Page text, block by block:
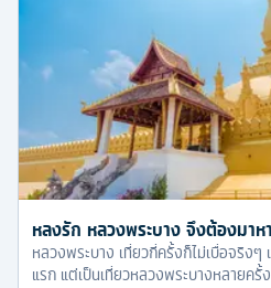
หลงรัก หลวงพระบาง จึงต้องมา
หลวงพระบาง เที่ยวกี่ครั้งก็ไม่เบื่อจริงๆ
แรก แต่เป็นเที่ยวหลวงพระบางหลายครั้